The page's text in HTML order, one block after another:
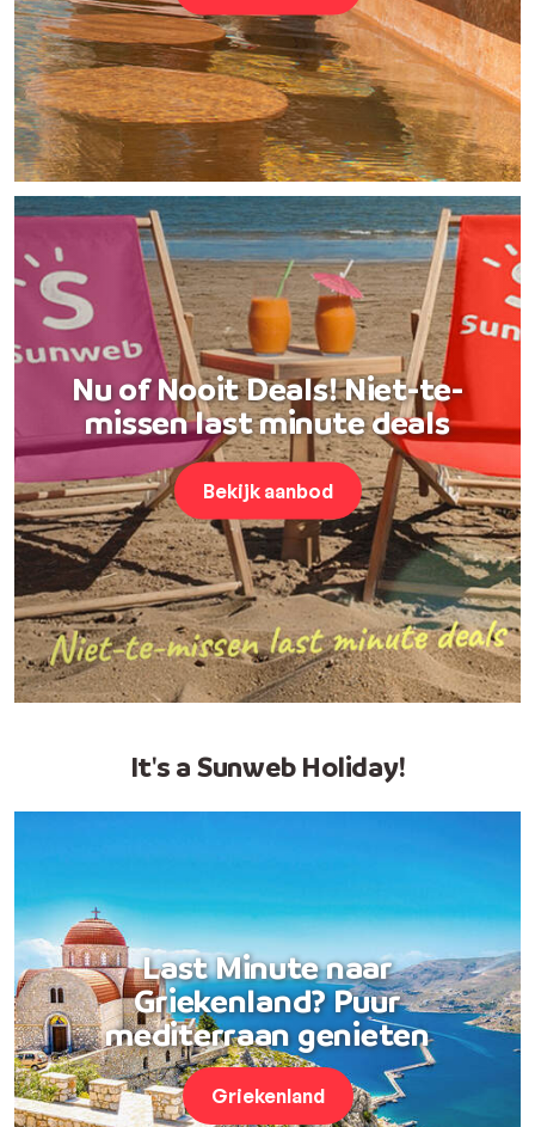
Nu of Nooit Deals! Niet-te-
missen last minute deals
Bekijk aanbod
It's a Sunweb Holiday!
Last Minute naar
Griekenland? Puur
mediterraan genieten
Griekenland